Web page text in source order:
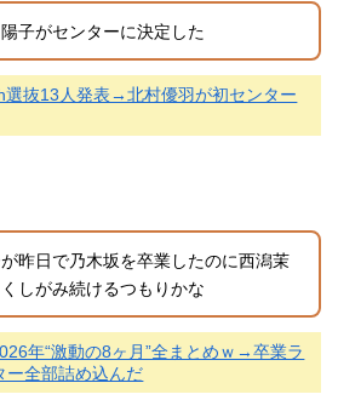
子がセンターに決定した
選抜13人発表→北村優羽が初センター
昨日で乃木坂を卒業したのに西潟茉
しがみ続けるつもりかな
年“激動の8ヶ月”全まとめｗ→卒業ラ
ー全部詰め込んだ